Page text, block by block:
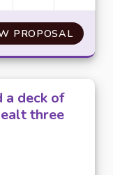
PROPOSAL
a deck of
three